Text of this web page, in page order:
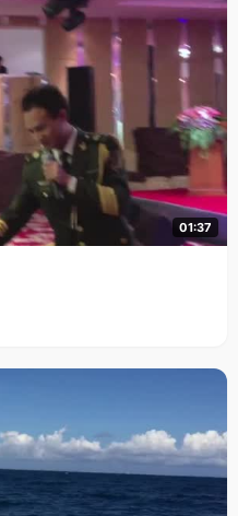
01:37